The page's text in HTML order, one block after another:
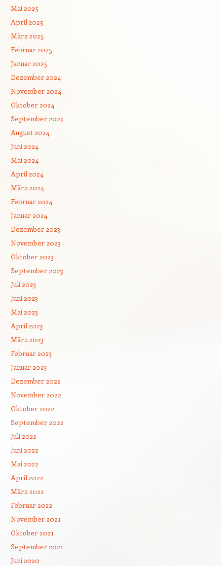
Mai 2025
April 2025
März 2025
Februar 2025
Januar 2025
Dezember 2024
November 2024
Oktober 2024
September 2024
August 2024
Juni 2024
Mai 2024
April 2024
März 2024
Februar 2024
Januar 2024
Dezember 2023
November 2023
Oktober 2023
September 2023
Juli 2023
Juni 2023
Mai 2023
April 2023
März 2023
Februar 2023
Januar 2023
Dezember 2022
November 2022
Oktober 2022
September 2022
Juli 2022
Juni 2022
Mai 2022
April 2022
März 2022
Februar 2022
November 2021
Oktober 2021
September 2021
Juni 2020